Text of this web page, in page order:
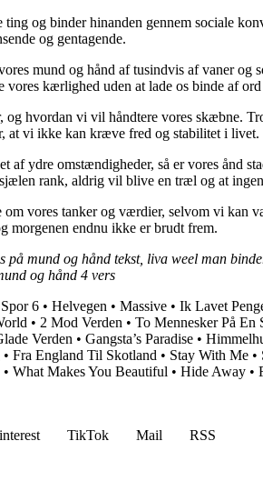
og binder hinanden gennem sociale
og gentagende.
mund og hånd af tusindvis af vaner
kærlighed uden at lade os binde af
hvordan vi vil håndtere vores skæbne.
at vi ikke kan kræve fred og stabilitet i livet.
af ydre omstændigheder, så er vores ånd
rank, aldrig vil blive en træl og at
vores tanker og værdier, selvom vi kan
morgenen endnu ikke er brudt frem.
mund og hånd tekst, liva weel man
og hånd 4 vers
Spor 6 • Helvegen • Massive • Ik Lavet
• 2 Mod Verden • To Mennesker På En
Verden • Gangsta’s Paradise •
• Fra England Til Skotland • Stay With Me •
• What Makes You Beautiful • Hide Away •
TikTok Mail
RSS